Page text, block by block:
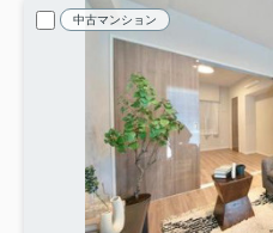
中古マンション